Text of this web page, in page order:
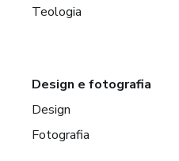
Teologia
Design e fotografia
Design
Fotografia